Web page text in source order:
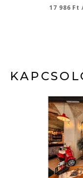
17 986 Ft